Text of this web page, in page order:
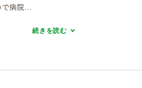
病院...
続きを読む